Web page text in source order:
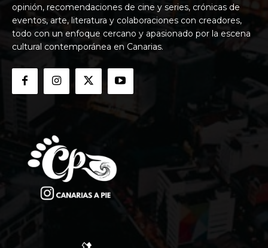
opinión, recomendaciones de cine y series, crónicas de
eventos, arte, literatura y colaboraciones con creadores,
todo con un enfoque cercano y apasionado por la escena
cultural contemporánea en Canarias.